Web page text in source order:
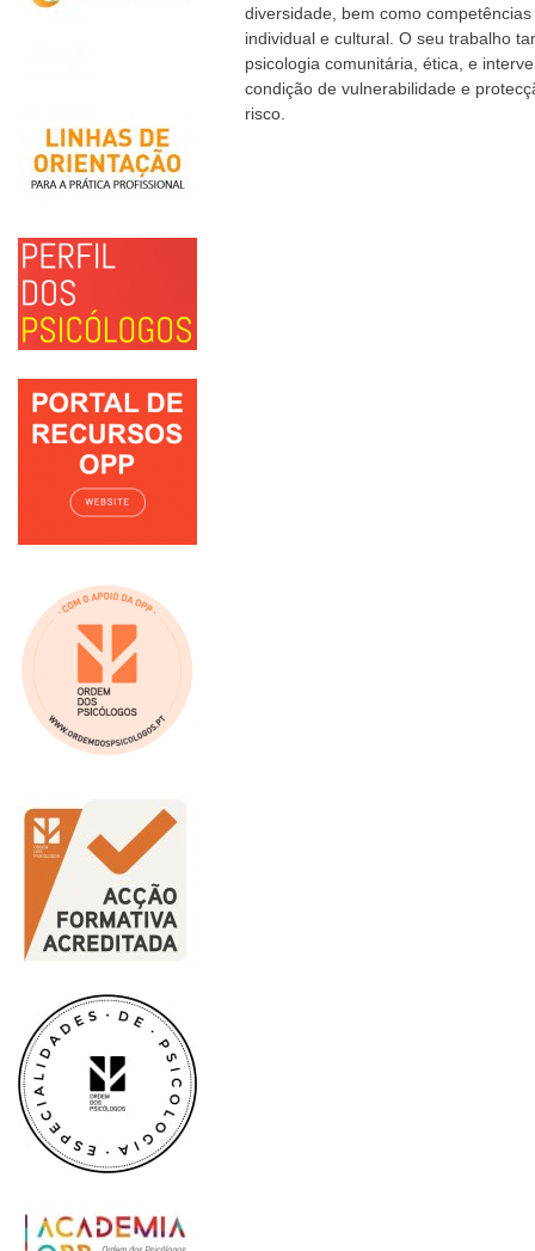
diversidade, bem como
individual e cultural. O seu trabalho
psicologia comunitária, ética, e
condição de vulnerabilidade e
risco.